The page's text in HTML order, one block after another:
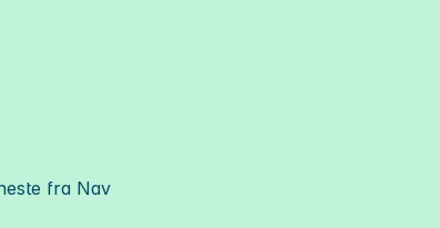
fra Nav